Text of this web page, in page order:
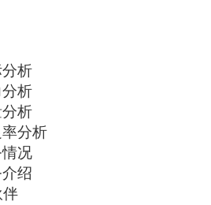
析
析
析
分析
况
绍
伴